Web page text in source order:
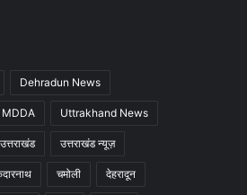
Dehradun News
MDDA Uttrakhand News
उत्तराखंड उत्तराखंड न्यूज़
चमोली देहरादून